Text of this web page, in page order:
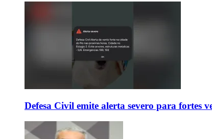
Defesa Civil emite alerta severo para fortes